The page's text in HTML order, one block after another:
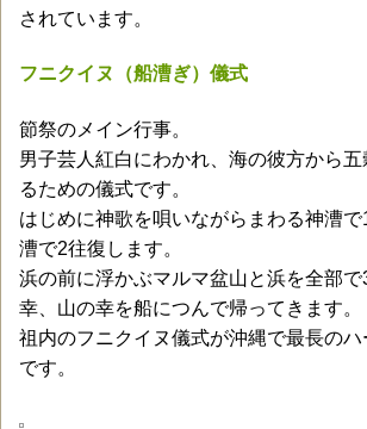
されています。
フニクイヌ（船漕ぎ）儀式
節祭のメイン行事。
男子芸人紅白にわかれ、海の彼方から五
るための儀式です。
はじめに神歌を唄いながらまわる神漕
漕で2往復します。
浜の前に浮かぶマルマ盆山と浜を全部
幸、山の幸を船につんで帰ってきます。
祖内のフニクイヌ儀式が沖縄で最長のハ
です。